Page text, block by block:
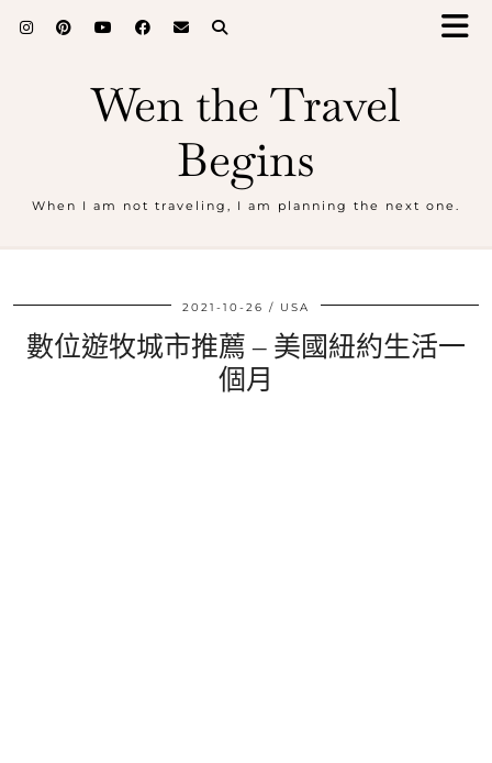
Wen the Travel
Begins
When I am not traveling, I am planning the next one.
2021-10-26 USA
數位遊牧城市推薦 – 美國紐約生活一
個月